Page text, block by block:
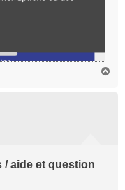
/ aide et question